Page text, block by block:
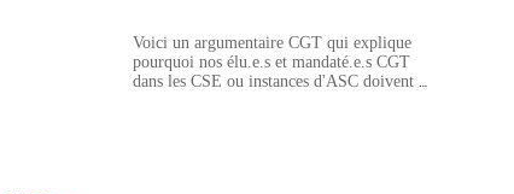
Voici un argumentaire CGT qui explique
pourquoi nos élu.e.s et mandaté.e.s CGT
dans les CSE ou instances d'ASC doivent